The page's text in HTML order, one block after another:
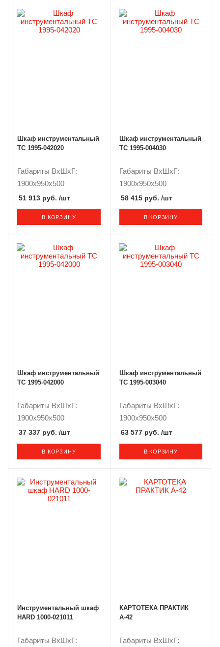
Шкаф инструментальный
ТС 1995-042020
Габариты ВxШxГ:
1900x950x500
51 913 руб. /шт
В КОРЗИНУ
Шкаф инструментальный
ТС 1995-004030
Габариты ВxШxГ:
1900x950x500
58 415 руб. /шт
В КОРЗИНУ
Шкаф инструментальный
ТС 1995-042000
Габариты ВxШxГ:
1900x950x500
37 337 руб. /шт
В КОРЗИНУ
Шкаф инструментальный
ТС 1995-003040
Габариты ВxШxГ:
1900x950x500
63 577 руб. /шт
В КОРЗИНУ
Инструментальный шкаф
HARD 1000-021011
Габариты ВxШxГ:
КАРТОТЕКА ПРАКТИК
А-42
Габариты ВxШxГ: